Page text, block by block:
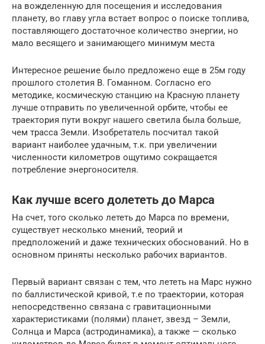
на вожделенную для посещения и исследования
планету, во главу угла встает вопрос о поиске топлива,
поставляющего достаточное количество энергии, но
мало весящего и занимающего минимум места
Интересное решение было предложено еще в 25м году
прошлого столетия В. Гоманном. Согласно его
методике, космическую станцию на Красную планету
лучше отправить по увеличенной орбите, чтобы ее
траектория пути вокруг нашего светила была больше,
чем трасса Земли. Изобретатель посчитал такой
вариант наиболее удачным, т.к. при увеличении
численности километров ощутимо сокращается
потребление энергоносителя.
Как лучше всего долететь до Марса
На счет, того сколько лететь до Марса по времени,
существует несколько мнений, теорий и
предположений и даже технических обоснований. Но в
основном приняты несколько рабочих вариантов.
Первый вариант связан с тем, что лететь на Марс нужно
по баллистической кривой, т.е по траектории, которая
непосредственно связана с гравитационными
характеристиками (полями) планет, звезд – Земли,
Солнца и Марса (астродинамика), а также — сколько